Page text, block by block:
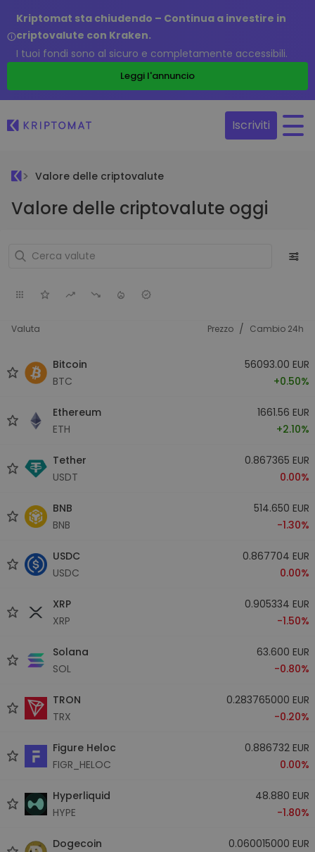
Kriptomat sta chiudendo – Continua a investire in
criptovalute con Kraken.
I tuoi fondi sono al sicuro e completamente accessibili.
Leggi l'annuncio
Iscriviti
Valore delle criptovalute
Valore delle criptovalute oggi
Valuta Prezzo / Cambio 24h
Bitcoin
BTC
56093.00 EUR
+0.50%
Ethereum
ETH
1661.56 EUR
+2.10%
Tether
USDT
0.867365 EUR
0.00%
BNB
BNB
514.650 EUR
-1.30%
USDC
USDC
0.867704 EUR
0.00%
XRP
XRP
0.905334 EUR
-1.50%
Solana
SOL
63.600 EUR
-0.80%
TRON
TRX
0.283765000 EUR
-0.20%
Figure Heloc
FIGR_HELOC
0.886732 EUR
0.00%
Hyperliquid
HYPE
48.880 EUR
-1.80%
Dogecoin
0.060015000 EUR